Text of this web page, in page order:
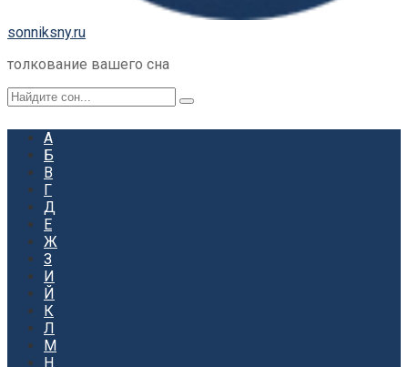
sonniksny.ru
толкование вашего сна
Поиск:
А
Б
В
Г
Д
Е
Ж
З
И
Й
К
Л
М
Н